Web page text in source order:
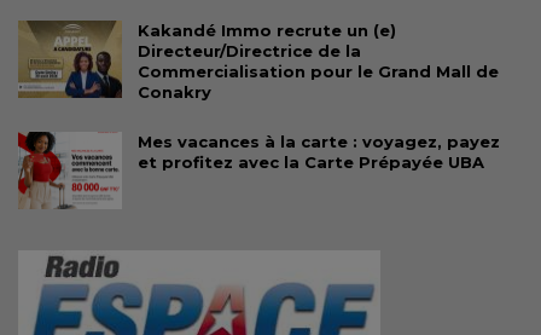
Kakandé Immo recrute un (e)
Directeur/Directrice de la
Commercialisation pour le Grand Mall de
Conakry
Mes vacances à la carte : voyagez, payez
et profitez avec la Carte Prépayée UBA